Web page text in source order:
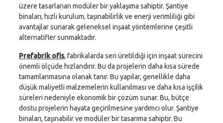
üzere tasarlanan modüler bir yaklaşıma sahiptir. Şantiye
binaları, hızlı kurulum, taşınabilirlik ve enerji verimliliği gibi
avantajlar sunarak geleneksel inşaat yöntemlerine çeşitli
alternatifler sunmaktadır.
Prefabrik ofis, fabrikalarda seri üretildiği için inşaat sürecini
önemli ölçüde hızlandırır. Bu da projelerin daha kısa sürede
tamamlanmasına olanak tanır. Bu yapılar, genellikle daha
düşük maliyetli malzemelerin kullanılması ve daha kısa işçilik
süreleri nedeniyle ekonomik bir çözüm sunar. Bu, bütçe
dostu projelerin hayata geçirilmesine yardımcı olur. Şantiye
binaları, taşınabilir ve modüler bir tasarıma sahiptir. Bu